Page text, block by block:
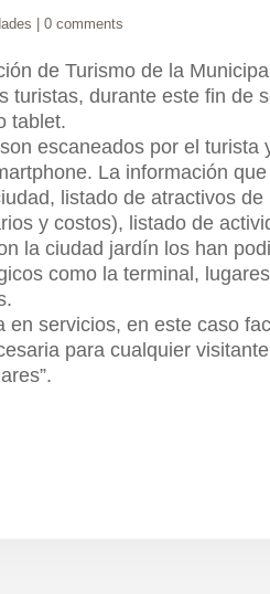
|0 comments
de Turismo de la
turistas, durante este fin de
tablet.
escaneados por el turista
La información
listado de atractivos
y costos), listado de
la ciudad jardín los han
como la terminal,
en servicios, en este caso
para cualquier